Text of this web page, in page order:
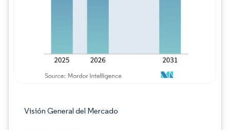
Visión General del Mercado